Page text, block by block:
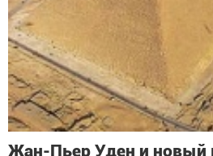
Жан-Пьер Уден и новый